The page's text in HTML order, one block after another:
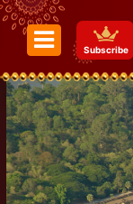
Subscribe